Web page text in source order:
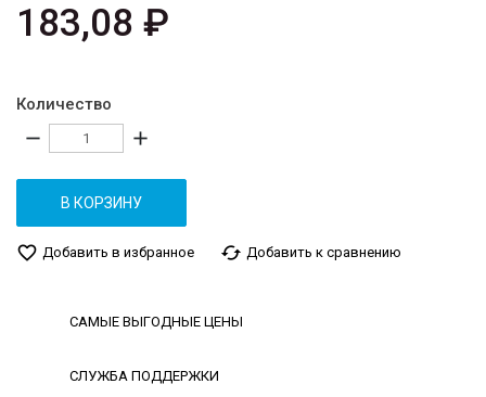
183,08 ₽
Количество
remove add
В КОРЗИНУ
favorite_border Добавить в избранное cached Добавить к сравнению
САМЫЕ ВЫГОДНЫЕ ЦЕНЫ
СЛУЖБА ПОДДЕРЖКИ